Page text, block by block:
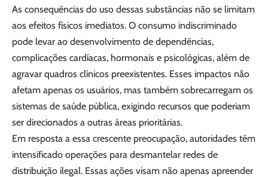
As consequências do uso dessas substâncias não se limitam
aos efeitos físicos imediatos. O consumo indiscriminado
pode levar ao desenvolvimento de dependências,
complicações cardíacas, hormonais e psicológicas, além de
agravar quadros clínicos preexistentes. Esses impactos não
afetam apenas os usuários, mas também sobrecarregam os
sistemas de saúde pública, exigindo recursos que poderiam
ser direcionados a outras áreas prioritárias.
Em resposta a essa crescente preocupação, autoridades têm
intensificado operações para desmantelar redes de
distribuição ilegal. Essas ações visam não apenas apreender